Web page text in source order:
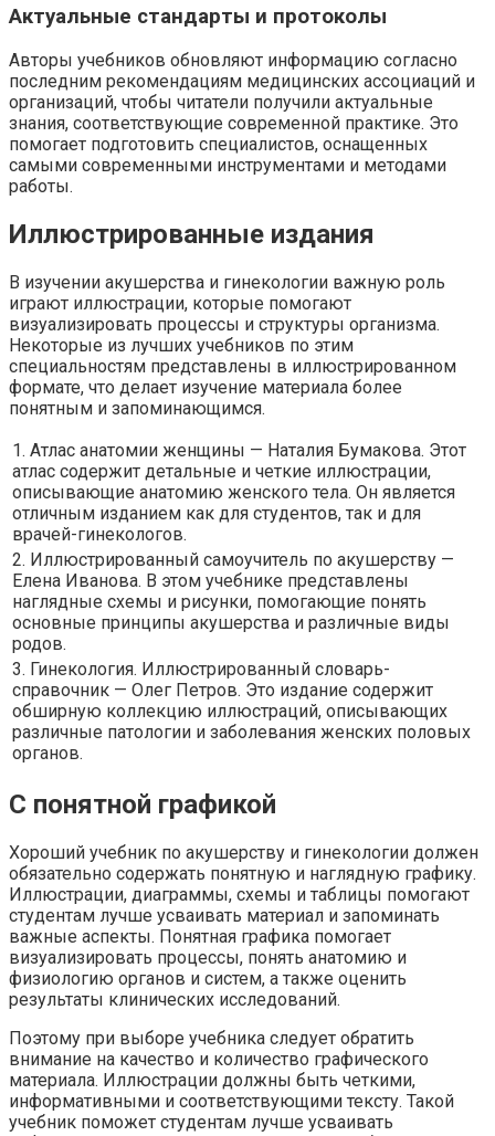
Актуальные стандарты и протоколы
Авторы учебников обновляют информацию согласно
последним рекомендациям медицинских ассоциаций и
организаций, чтобы читатели получили актуальные
знания, соответствующие современной практике. Это
помогает подготовить специалистов, оснащенных
самыми современными инструментами и методами
работы.
Иллюстрированные издания
В изучении акушерства и гинекологии важную роль
играют иллюстрации, которые помогают
визуализировать процессы и структуры организма.
Некоторые из лучших учебников по этим
специальностям представлены в иллюстрированном
формате, что делает изучение материала более
понятным и запоминающимся.
1. Атлас анатомии женщины — Наталия Бумакова. Этот
атлас содержит детальные и четкие иллюстрации,
описывающие анатомию женского тела. Он является
отличным изданием как для студентов, так и для
врачей-гинекологов.
2. Иллюстрированный самоучитель по акушерству —
Елена Иванова. В этом учебнике представлены
наглядные схемы и рисунки, помогающие понять
основные принципы акушерства и различные виды
родов.
3. Гинекология. Иллюстрированный словарь-
справочник — Олег Петров. Это издание содержит
обширную коллекцию иллюстраций, описывающих
различные патологии и заболевания женских половых
органов.
С понятной графикой
Хороший учебник по акушерству и гинекологии должен
обязательно содержать понятную и наглядную графику.
Иллюстрации, диаграммы, схемы и таблицы помогают
студентам лучше усваивать материал и запоминать
важные аспекты. Понятная графика помогает
визуализировать процессы, понять анатомию и
физиологию органов и систем, а также оценить
результаты клинических исследований.
Поэтому при выборе учебника следует обратить
внимание на качество и количество графического
материала. Иллюстрации должны быть четкими,
информативными и соответствующими тексту. Такой
учебник поможет студентам лучше усваивать